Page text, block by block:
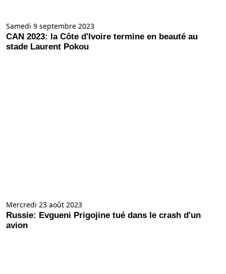
Samedi 9 septembre 2023
CAN 2023: la Côte d'Ivoire termine en beauté au
stade Laurent Pokou
Mercredi 23 août 2023
Russie: Evgueni Prigojine tué dans le crash d'un
avion